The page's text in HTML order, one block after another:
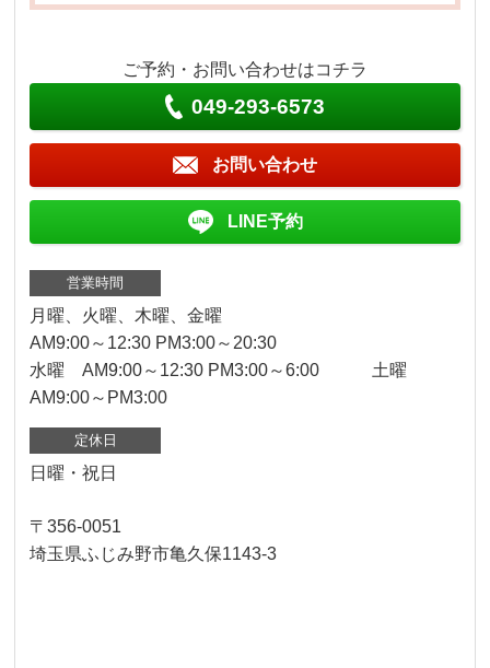
ご予約・お問い合わせはコチラ
049-293-6573
お問い合わせ
LINE予約
営業時間
月曜、火曜、木曜、金曜
AM9:00～12:30 PM3:00～20:30
水曜 AM9:00～12:30 PM3:00～6:00 土曜
AM9:00～PM3:00
定休日
日曜・祝日
〒356-0051
埼玉県ふじみ野市亀久保1143-3